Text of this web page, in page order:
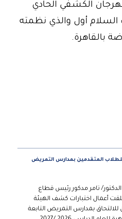
الكشفي الحادي
السلام أول والذي نظمته
بالقاهرة.
المتقدمين بمدارس التمريض
تامر مدكور رئيس قطاع
أعمال اختبارات كشف الهيئة
بمدارس التمريض التابعة